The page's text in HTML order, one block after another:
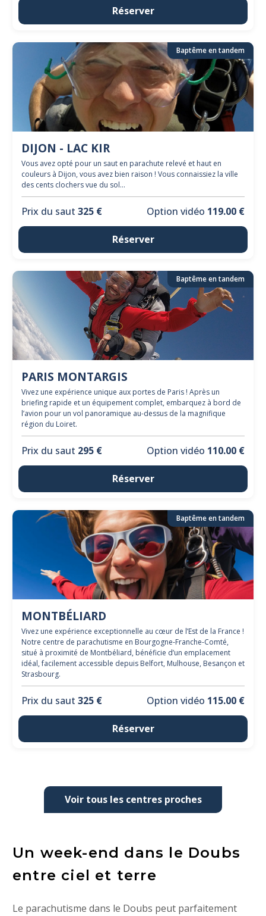
Réserver
Baptême en tandem
DIJON - LAC KIR
Vous avez opté pour un saut en parachute relevé et haut en
couleurs à Dijon, vous avez bien raison ! Vous connaissiez la ville
des cents clochers vue du sol...
Prix du saut 325 € Option vidéo 119.00 €
Réserver
Baptême en tandem
PARIS MONTARGIS
Vivez une expérience unique aux portes de Paris ! Après un
briefing rapide et un équipement complet, embarquez à bord de
l’avion pour un vol panoramique au-dessus de la magnifique
région du Loiret.
Prix du saut 295 € Option vidéo 110.00 €
Réserver
Baptême en tandem
MONTBÉLIARD
Vivez une expérience exceptionnelle au cœur de l’Est de la France !
Notre centre de parachutisme en Bourgogne-Franche-Comté,
situé à proximité de Montbéliard, bénéficie d’un emplacement
idéal, facilement accessible depuis Belfort, Mulhouse, Besançon et
Strasbourg.
Prix du saut 325 € Option vidéo 115.00 €
Réserver
Voir tous les centres proches
Un week-end dans le Doubs
entre ciel et terre
Le parachutisme dans le Doubs peut parfaitement